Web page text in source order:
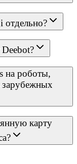
отдельно?
на роботы,
карту